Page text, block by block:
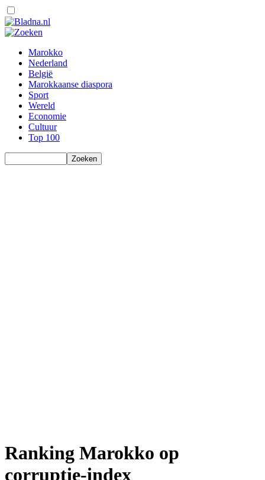
Marokko
Nederland
België
Marokkaanse diaspora
Sport
Wereld
Economie
Cultuur
Top 100
Ranking Marokko op
corruptie-index